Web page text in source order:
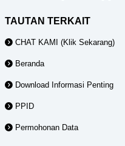
TAUTAN TERKAIT
CHAT KAMI (Klik Sekarang)
Beranda
Download Informasi Penting
PPID
Permohonan Data